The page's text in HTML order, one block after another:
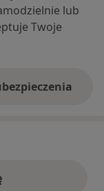
lub
Twoje